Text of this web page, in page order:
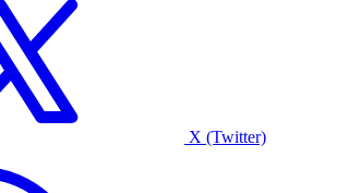
X (Twitter)